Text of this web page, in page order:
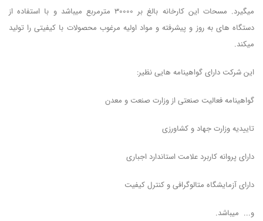
میگیرد. مسحات این کارخانه بالغ بر 30000 مترمربع میباشد و با استفاده از
دستگاه های به روز و پیشرفته و مواد اولیه مرغوب محصولات با کیفیتی را تولید
میکند.
این شرکت دارای گواهینامه هایی نظیر:
گواهینامه فعالیت صنعتی از وزارت صنعت و معدن
تاییدیه وزارت جهاد و کشاورزی
دارای پروانه کاربرد علامت استاندارد اجباری
دارای آزمایشگاه متالوگرافی و کنترل کیفیت
و... میباشد.